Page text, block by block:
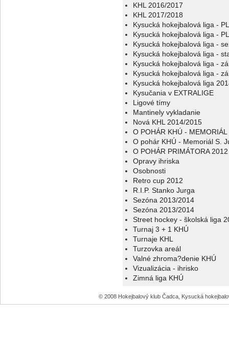
KHL 2016/2017
KHL 2017/2018
Kysucká hokejbalová liga -
Kysucká hokejbalová liga -
Kysucká hokejbalová liga -
Kysucká hokejbalová liga -
Kysucká hokejbalová liga -
Kysucká hokejbalová liga -
Kysucká hokejbalová liga
Kysučania v EXTRALIGE
Ligové tímy
Mantinely vykladanie
Nová KHL 2014/2015
O POHÁR KHÚ - MEMORIÁL
O pohár KHÚ - Memoriál S.
O POHÁR PRIMÁTORA 2012
Opravy ihriska
Osobnosti
Retro cup 2012
R.I.P. Stanko Jurga
Sezóna 2013/2014
Sezóna 2013/2014
Street hockey - školská liga
Turnaj 3 + 1 KHÚ
Turnaje KHL
Turzovka areál
Valné zhroma?denie KHÚ
Vizualizácia - ihrisko
Zimná liga KHÚ
© 2008 Hokejbalový klub Čadca, Kysucká